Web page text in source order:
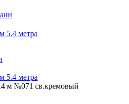
5.4 метра
5.4 метра
м №071 св.кремовый